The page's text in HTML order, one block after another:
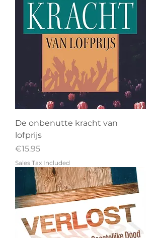
De onbenutte kracht van
lofprijs
Price
€15.95
Sales Tax Included